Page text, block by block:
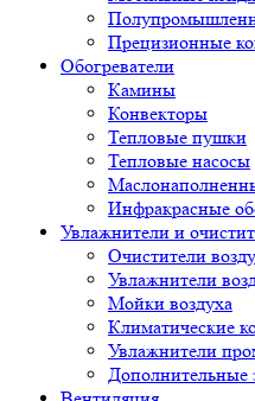
Прецизионные
Обогреватели
Камины
Конвекторы
Тепловые пушки
Тепловые насосы
Инфракрасные
Увлажнители и
Очистители
Увлажнители
Мойки воздуха
Климатические
Увлажнители
Дополнительные